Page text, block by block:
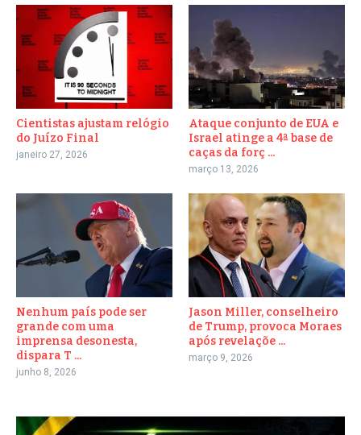
Cientistas ajustam relógio
do Juízo Final
janeiro 27, 2026
Ataque conjunto de EUA e
Israel atinge a 4ª base de
caças da forç ...
março 13, 2026
Nenhum país pode ser
grande com uma
imprensa desonesta,
dispara T ...
junho 8, 2026
Jason Miller, conselheiro
de Trump, provoca Moraes
após revelaçõe ...
março 9, 2026